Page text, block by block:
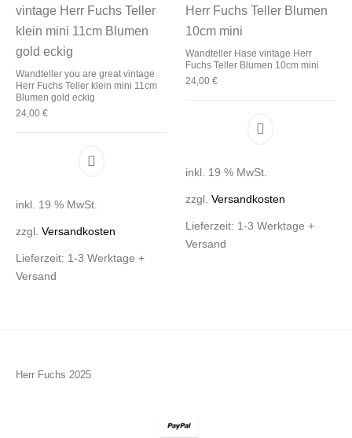
Wandteller you are great vintage
Herr Fuchs Teller klein mini 11cm
Blumen gold eckig
24,00€
inkl. 19 % MwSt.
zzgl.Versandkosten
Lieferzeit: 1-3 Werktage +
Versand
Wandteller Hase vintage Herr
Fuchs Teller Blumen 10cm mini
24,00 €
inkl. 19 % MwSt.
zzgl. Versandkosten
Lieferzeit: 1-3 Werktage +
Versand
Herr Fuchs 2025